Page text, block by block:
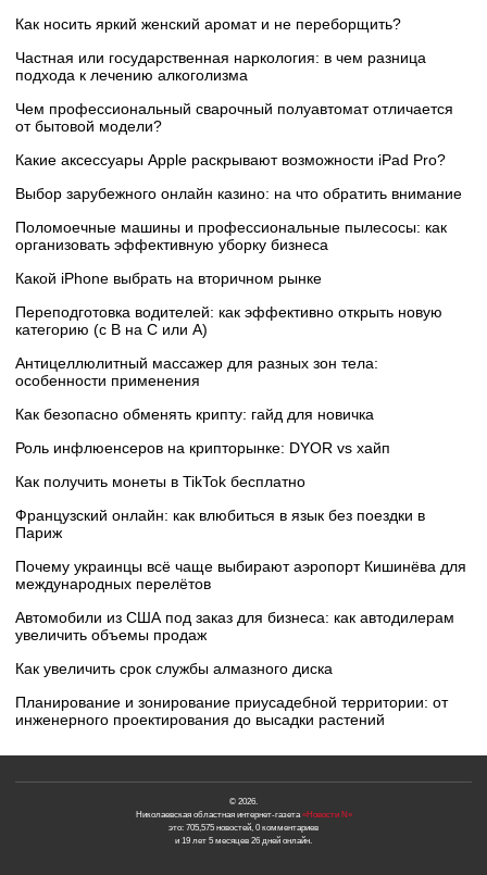
Как носить яркий женский аромат и не переборщить?
Частная или государственная наркология: в чем разница
подхода к лечению алкоголизма
Чем профессиональный сварочный полуавтомат отличается
от бытовой модели?
Какие аксессуары Apple раскрывают возможности iPad Pro?
Выбор зарубежного онлайн казино: на что обратить внимание
Поломоечные машины и профессиональные пылесосы: как
организовать эффективную уборку бизнеса
Какой iPhone выбрать на вторичном рынке
Переподготовка водителей: как эффективно открыть новую
категорию (с B на C или А)
Антицеллюлитный массажер для разных зон тела:
особенности применения
Как безопасно обменять крипту: гайд для новичка
Роль инфлюенсеров на крипторынке: DYOR vs хайп
Как получить монеты в TikTok бесплатно
Французский онлайн: как влюбиться в язык без поездки в
Париж
Почему украинцы всё чаще выбирают аэропорт Кишинёва для
международных перелётов
Автомобили из США под заказ для бизнеса: как автодилерам
увеличить объемы продаж
Как увеличить срок службы алмазного диска
Планирование и зонирование приусадебной территории: от
инженерного проектирования до высадки растений
© 2026.
Николаевская областная интернет-газета «Новости N»
это: 705,575 новостей, 0 комментариев
и 19 лет 5 месяцев 26 дней онлайн.